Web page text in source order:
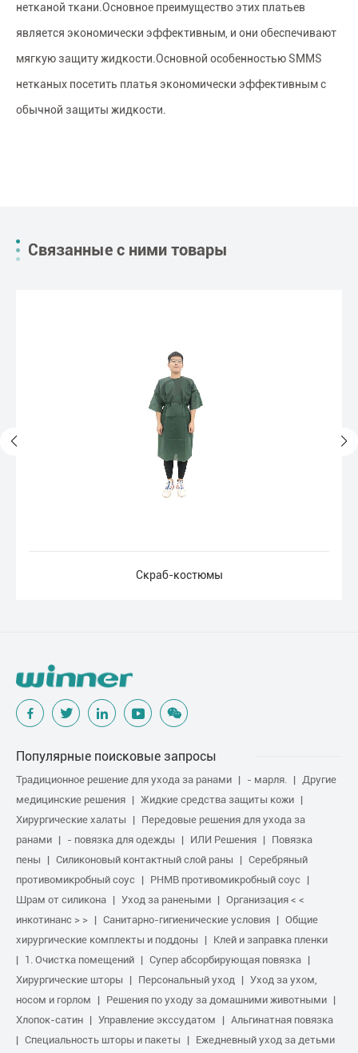
нетканой ткани.Основное преимущество этих платьев
является экономически эффективным, и они обеспечивают
мягкую защиту жидкости.Основной особенностью SMMS
нетканых посетить платья экономически эффективным с
обычной защиты жидкости.
Связанные с ними товары
Скраб-костюмы
Популярные поисковые запросы
Традиционное решение для ухода за ранами - марля.
Другие
медицинские решения
Жидкие средства защиты кожи
Хирургические халаты
Передовые решения для ухода за
ранами
- повязка для одежды ИЛИ Решения
Повязка
пены
Силиконовый контактный слой раны
Серебряный
противомикробный соус
PHMB противомикробный соус
Шрам от силикона
Уход за ранеными
Организация < <
инкотинанс > >
Санитарно-гигиенические условия
Общие
хирургические комплекты и поддоны
Клей и заправка пленки
1. Очистка помещений
Супер абсорбирующая повязка
Хирургические шторы
Персональный уход
Уход за ухом,
носом и горлом
Решения по уходу за домашними животными
Хлопок-сатин
Управление экссудатом
Альгинатная повязка
Специальность шторы и пакеты
Ежедневный уход за детьми